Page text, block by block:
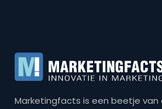
Marketingfacts is een beetje van